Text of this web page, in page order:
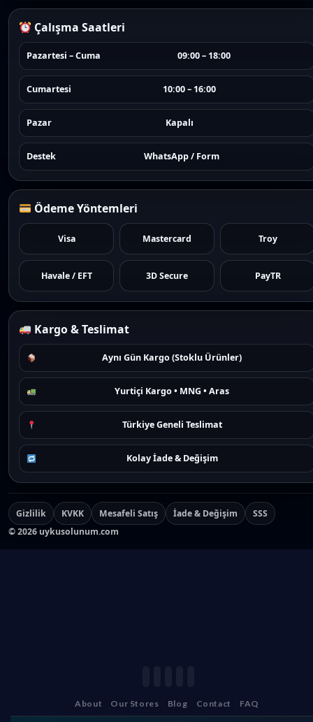
Çalışma Saatleri
Pazartesi – Cuma 09:00 – 18:00
Cumartesi 10:00 – 16:00
Pazar Kapalı
Destek WhatsApp / Form
Ödeme Yöntemleri
Visa Mastercard Troy
Havale / EFT 3D Secure PayTR
Kargo & Teslimat
Aynı Gün Kargo (Stoklu Ürünler)
Yurtiçi Kargo • MNG • Aras
Türkiye Geneli Teslimat
Kolay İade & Değişim
Gizlilik KVKK Mesafeli Satış İade & Değişim
SSS
©2026 uykusolunum.com
About Our Stores Blog Contact FAQ